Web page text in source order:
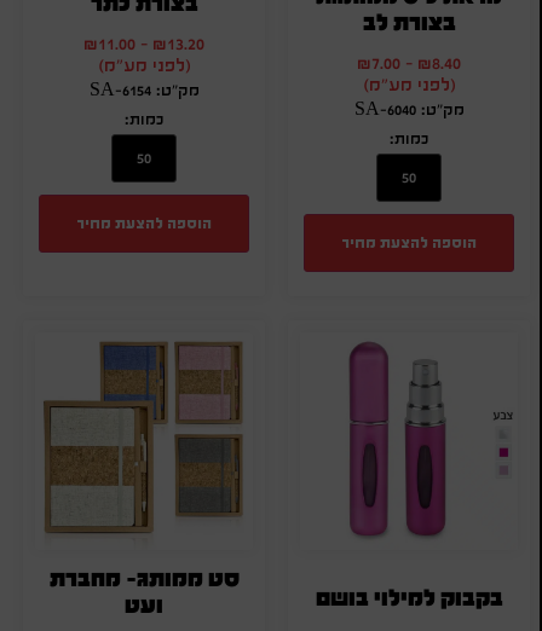
בצורת לב
₪8.40
-
₪7.00
(לפני מע"מ)
מק"ט: SA-6040
כמות:
הוספה להצעת מחיר
₪13.20
-
₪11.00
(לפני מע"מ)
מק"ט: SA-6154
כמות:
הוספה להצעת מחיר
בקבוק למילוי בושם
סט ממותג- מחברת
ועט